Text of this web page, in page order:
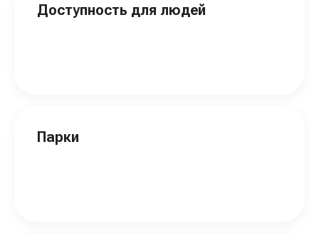
Доступность для людей
Парки